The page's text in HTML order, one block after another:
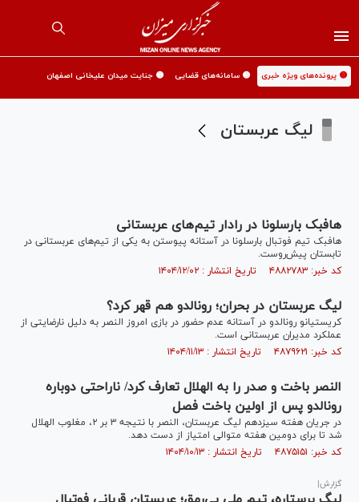
🟡 پرونده‌های ویژه خبری 🟡 سامانه‌های قضایی 🟡 جنایت میدان علیخانی اصفهان
لیگ عربستان
هافبک بارسلونا در رادار تیم‌های عربستانی
هافبک تیم فوتبال بارسلونا در آستانه پیوستن به یکی از تیم‌های عربستانی در
تابستان پیش‌روست.
کد خبر: ۴۸۸۲۷۸۳ تاریخ انتشار : ۱۴۰۴/۱۲/۰۲
لیگ عربستان در بحران؛ رونالدو هم قهر کرد؟
کریستیانو رونالدو در آستانه عدم حضور در بازی امروز النصر به دلیل نارضایتی از
عملکرد مدیران عربستانی است.
کد خبر: ۴۸۷۹۶۲۱ تاریخ انتشار : ۱۴۰۴/۱۱/۱۳
النصر باخت و صدر را به الهلال تعارف کرد/ ناراحتی دوباره
رونالدو پس از اولین باخت فصل
در جریان هفته سیزدهم لیگ عربستان، النصر با نتیجه ۳ بر ۲، مغلوب الهلال
شد تا برای دومین هفته متوالی امتیاز از دست دهد.
کد خبر: ۴۸۷۵۱۵۱ تاریخ انتشار : ۱۴۰۴/۱۰/۱۳
گزارش|